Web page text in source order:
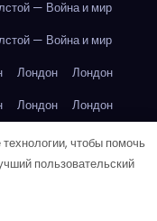
— Война и мир
— Война и мир
Лондон
Лондон
Лондон
Лондон
Лондон
Лондон
Лос-Анджелес
чтобы помочь
пользовательский